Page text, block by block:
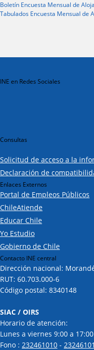
Boletín Encuesta Mensual de
Tabulados Encuesta Mensual de
INE en Redes Sociales
Consultas
Solicitud de acceso a la
Declaración de
Enlaces Externos
Portal de Empleos Públicos
ChileAtiende
Educar Chile
Yo Estudio
Gobierno de Chile
Contacto INE central
Dirección nacional:
RUT: 60.703.000-6
Código postal: 8340148
SIAC / OIRS
Horario de atención:
Lunes a viernes 9:00 a
Fono : 232461010 -